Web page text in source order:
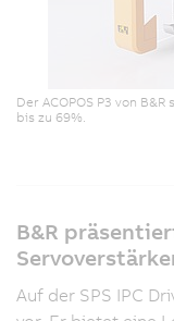
Der ACOPOS P3 von
bis zu 69%.
B&R
Auf der SPS IPC